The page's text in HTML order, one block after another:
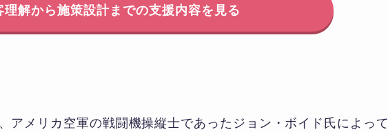
理解から施策設計までの支援内容を見る
アメリカ空軍の戦闘機操縦士であったジョン・ボイド氏によって